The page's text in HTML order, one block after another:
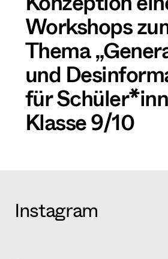
Workshops
Thema
und
für
Klasse 9/10
Instagram